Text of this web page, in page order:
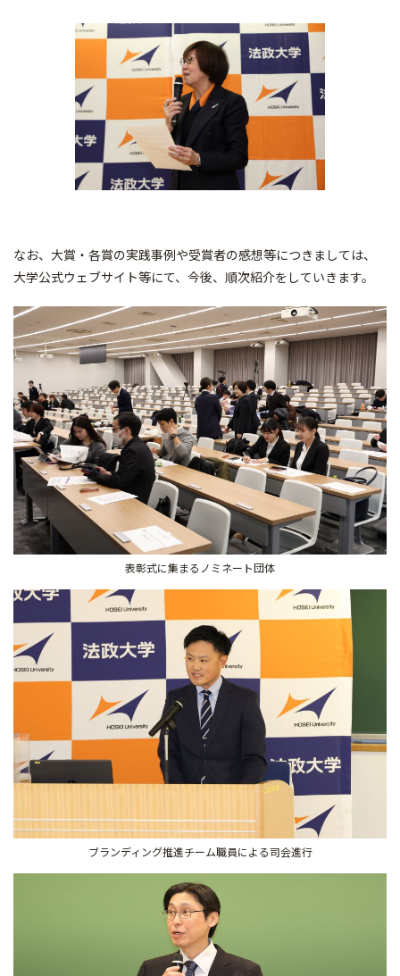
なお、大賞・各賞の実践事例や受賞者の感想等につきましては、
大学公式ウェブサイト等にて、今後、順次紹介をしていきます。
表彰式に集まるノミネート団体
ブランディング推進チーム職員による司会進行